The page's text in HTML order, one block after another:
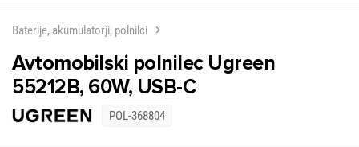
Baterije, akumulatorji, polnilci
Avtomobilski polnilec Ugreen
55212B, 60W, USB-C
POL-368804